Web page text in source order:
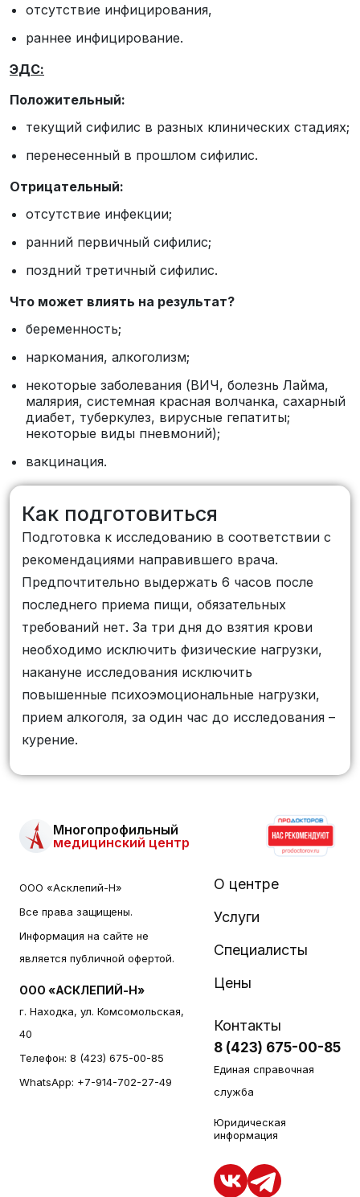
отсутствие инфицирования,
раннее инфицирование.
ЭДС:
Положительный:
текущий сифилис в разных клинических стадиях;
перенесенный в прошлом сифилис.
Отрицательный:
отсутствие инфекции;
ранний первичный сифилис;
поздний третичный сифилис.
Что может влиять на результат?
беременность;
наркомания, алкоголизм;
некоторые заболевания (ВИЧ, болезнь Лайма,
малярия, системная красная волчанка, сахарный
диабет, туберкулез, вирусные гепатиты;
некоторые виды пневмоний);
вакцинация.
Как подготовиться
Подготовка к исследованию в соответствии с
рекомендациями направившего врача.
Предпочтительно выдержать 6 часов после
последнего приема пищи, обязательных
требований нет. За три дня до взятия крови
необходимо исключить физические нагрузки,
накануне исследования исключить
повышенные психоэмоциональные нагрузки,
прием алкоголя, за один час до исследования –
курение.
Многопрофильный
медицинский центр
ООО «Асклепий-Н»
Все права защищены.
Информация на сайте не
является публичной офертой.
ООО «АСКЛЕПИЙ-Н»
г. Находка, ул. Комсомольская,
40
Телефон: 8 (423) 675-00-85
WhatsApp: +7-914-702-27-49
О центре
Услуги
Специалисты
Цены
Контакты
8 (423) 675-00-85
Единая справочная
служба
Юридическая
информация